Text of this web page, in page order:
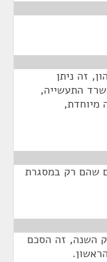
זה ניתן
התעשייה,
מיוחדת,
שהם רק במסגרת
השנה, זה הסכם